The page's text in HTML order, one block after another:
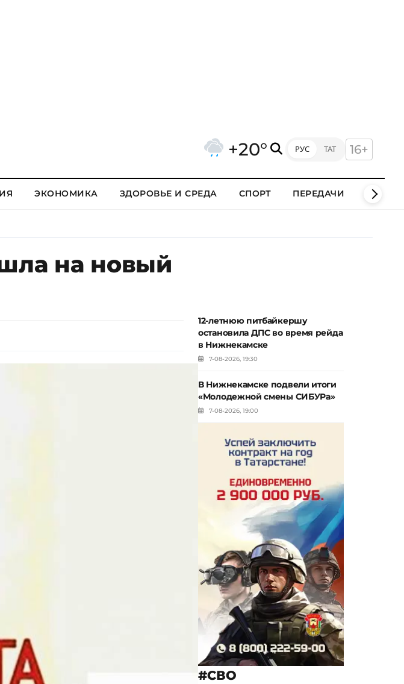
+20° РУС ТАТ 16+
ЭКОНОМИКА ЗДОРОВЬЕ И СРЕДА СПОРТ ПЕРЕДАЧИ КЛИПЫ
на новый
12-летнюю питбайкершу
остановила ДПС во время рейда
в Нижнекамске
7-08-2026, 19:30
В Нижнекамске подвели итоги
«Молодежной смены СИБУРа»
7-08-2026, 19:00
#СВО